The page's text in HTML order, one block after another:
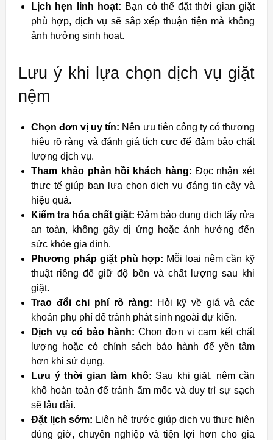
Lịch hẹn linh hoạt: Bạn có thể đặt thời gian giặt
phù hợp, dịch vụ sẽ sắp xếp thuận tiện mà không
ảnh hưởng sinh hoạt.
Lưu ý khi lựa chọn dịch vụ giặt
nệm
Chọn đơn vị uy tín: Nên ưu tiên công ty có thương
hiệu rõ ràng và đánh giá tích cực để đảm bảo chất
lượng dịch vụ.
Tham khảo phản hồi khách hàng: Đọc nhận xét
thực tế giúp bạn lựa chọn dịch vụ đáng tin cậy và
hiệu quả.
Kiểm tra hóa chất giặt: Đảm bảo dung dịch tẩy rửa
an toàn, không gây dị ứng hoặc ảnh hưởng đến
sức khỏe gia đình.
Phương pháp giặt phù hợp: Mỗi loại nệm cần kỹ
thuật riêng để giữ độ bền và chất lượng sau khi
giặt.
Trao đổi chi phí rõ ràng: Hỏi kỹ về giá và các
khoản phụ phí để tránh phát sinh ngoài dự kiến.
Dịch vụ có bảo hành: Chọn đơn vị cam kết chất
lượng hoặc có chính sách bảo hành để yên tâm
hơn khi sử dụng.
Lưu ý thời gian làm khô: Sau khi giặt, nệm cần
khô hoàn toàn để tránh ẩm mốc và duy trì sự sạch
sẽ lâu dài.
Đặt lịch sớm: Liên hệ trước giúp dịch vụ thực hiện
đúng giờ, chuyên nghiệp và tiện lợi hơn cho gia